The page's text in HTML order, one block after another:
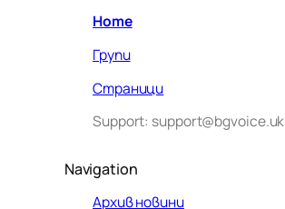
Home
Групи
Страници
Support: support@bgvoice.uk
Navigation
Архив новини